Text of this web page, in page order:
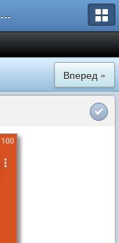
ФОРУМ PHILka.RU
Вперед »